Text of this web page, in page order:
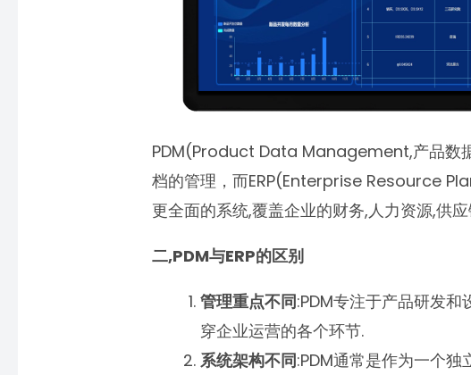
PDM(Product Data Management,产品数
档的管理，而ERP(Enterprise Resource
更全面的系统,覆盖企业的财务,人力资源,供
二,PDM与ERP的区别
管理重点不同:PDM专注于产品研发和
穿企业运营的各个环节.
系统架构不同:PDM通常是作为一个独